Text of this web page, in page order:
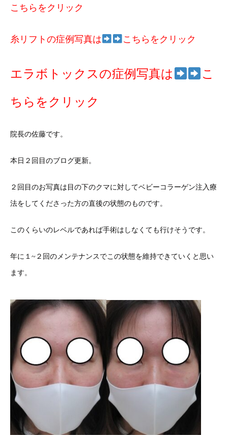
こちらをクリック
糸リフトの症例写真は こちらをクリック
エラボトックスの症例写真は こ
ちらをクリック
院長の佐藤です。
本日２回目のブログ更新。
２回目のお写真は目の下のクマに対してベビーコラーゲン注入療
法をしてくださった方の直後の状態のものです。
このくらいのレベルであれば手術はしなくても行けそうです。
年に１~２回のメンテナンスでこの状態を維持できていくと思い
ます。